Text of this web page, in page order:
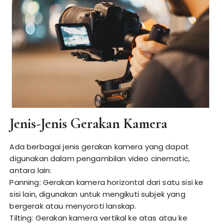
Jenis-Jenis Gerakan Kamera
Ada berbagai jenis gerakan kamera yang dapat
digunakan dalam pengambilan video cinematic,
antara lain:
Panning: Gerakan kamera horizontal dari satu sisi ke
sisi lain, digunakan untuk mengikuti subjek yang
bergerak atau menyoroti lanskap.
Tilting: Gerakan kamera vertikal ke atas atau ke